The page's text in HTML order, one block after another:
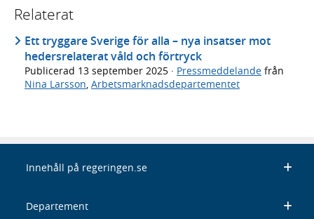
Relaterat
Ett tryggare Sverige för alla – nya insatser mot
hedersrelaterat våld och förtryck
Publicerad 13 september 2025 · Pressmeddelande från
Nina Larsson, Arbetsmarknadsdepartementet
Innehåll på regeringen.se
Departement